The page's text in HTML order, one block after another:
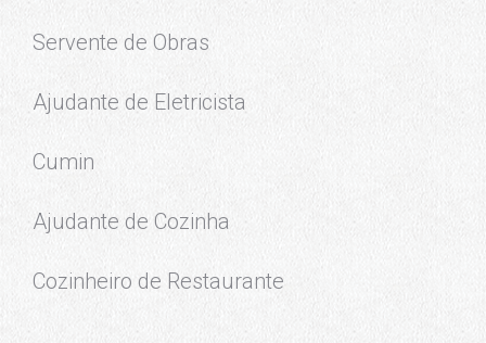
Servente de Obras
Ajudante de Eletricista
Cumin
Ajudante de Cozinha
Cozinheiro de Restaurante